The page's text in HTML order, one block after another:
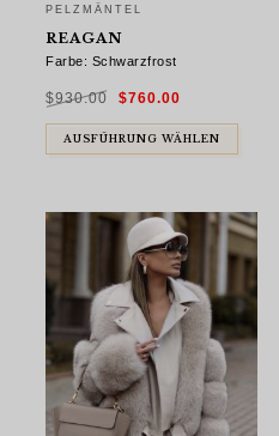
PELZMÄNTEL
REAGAN
Farbe: Schwarzfrost
$930.00
Ursprünglicher
Preis
$930.00
$760.00
$760.00.
AUSFÜHRUNG WÄHLEN